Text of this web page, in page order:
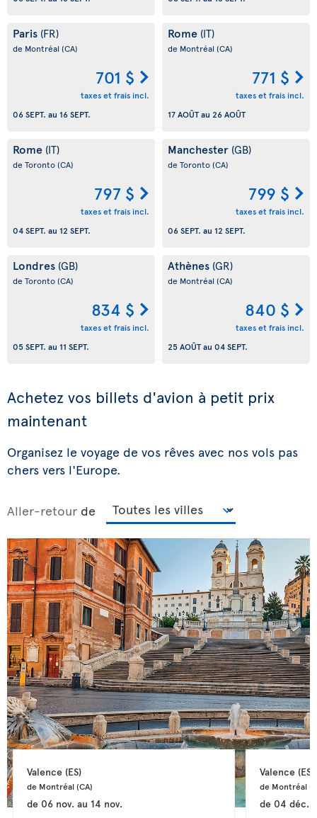
Paris (FR)
de Montréal (CA)
701 $
taxes et frais incl.
06 SEPT. au 16 SEPT.
Rome (IT)
de Montréal (CA)
771 $
taxes et frais incl.
17 AOÛTau 26 AOÛT
Rome (IT)
de Toronto(CA)
797 $
taxes et frais incl.
04 SEPT. au 12 SEPT.
Manchester (GB)
de Toronto(CA)
799 $
taxes et frais incl.
06 SEPT. au 12 SEPT.
Londres (GB)
de Toronto(CA)
834 $
taxes et frais incl.
05 SEPT. au 11 SEPT.
Athènes (GR)
de Montréal (CA)
840 $
taxes et frais incl.
25 AOÛTau 04 SEPT.
Achetez vos billets d'avion à petit prix
maintenant
Organisez le voyage de vos rêves avec nos vols pas
chers vers l'Europe.
Aller-retour de
Valence (ES)
de Montréal (CA)
de 06 nov.au 14 nov.
Valence (ES)
de Montréal
de 04 déc.